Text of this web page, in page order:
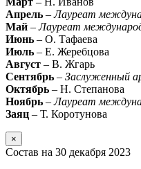
Апрель –Лауреат
Май –Лауреат
Июнь – О. Тафаева
Июль – Е. Жеребцова
Август – В. Жгарь
Сентябрь – Заслуженный
Октябрь – Н. Степанова
Ноябрь –Лауреат
Заяц – Т. Коротунова
×
Состав на 30 декабря 2023